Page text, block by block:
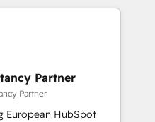
marketing results.
optimising your
HubSpot
your teams to be
services using
Partner
Partner
European HubSpot